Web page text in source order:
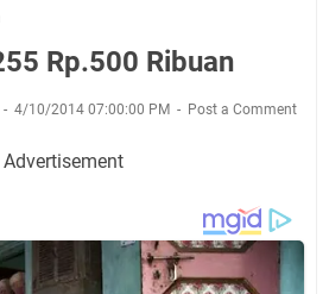
Rp.500 Ribuan
4/10/2014 07:00:00 PM Post a Comment
Advertisement